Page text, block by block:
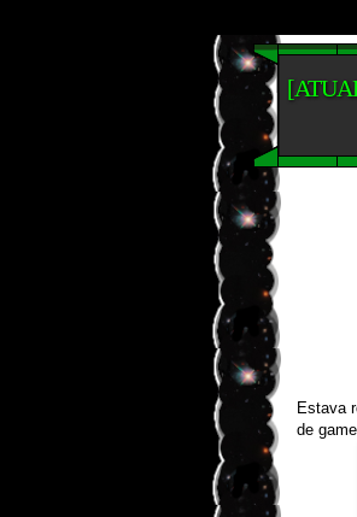
Estava
de